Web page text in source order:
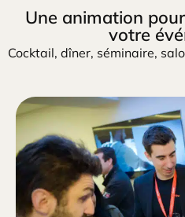
Une animation
votre
Cocktail, dîner, séminaire,